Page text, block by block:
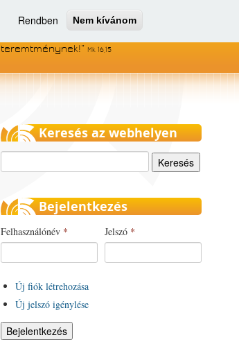
Rendben Nem kívánom
Menjetek el az egész világra, és
teremtménynek!
Mk 16,15
Keresés az webhelyen
Bejelentkezés
Felhasználónév * Jelszó *
Új fiók létrehozása
Új jelszó igénylése